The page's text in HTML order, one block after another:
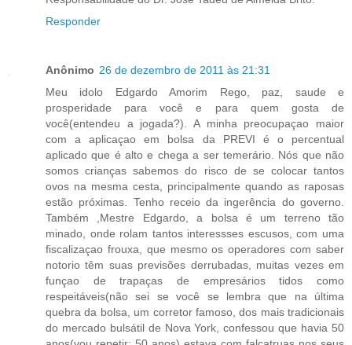
Responder
Anônimo 26 de dezembro de 2011 às 21:31
Meu idolo Edgardo Amorim Rego, paz, saude e
prosperidade para você e para quem gosta de
você(entendeu a jogada?). A minha preocupaçao maior
com a aplicaçao em bolsa da PREVI é o percentual
aplicado que é alto e chega a ser temerário. Nós que não
somos crianças sabemos do risco de se colocar tantos
ovos na mesma cesta, principalmente quando as raposas
estão próximas. Tenho receio da ingerência do governo.
Também ,Mestre Edgardo, a bolsa é um terreno tão
minado, onde rolam tantos interessses escusos, com uma
fiscalizaçao frouxa, que mesmo os operadores com saber
notorio têm suas previsões derrubadas, muitas vezes em
funçao de trapaças de empresários tidos como
respeitáveis(não sei se você se lembra que na última
quebra da bolsa, um corretor famoso, dos mais tradicionais
do mercado bulsátil de Nova York, confessou que havia 50